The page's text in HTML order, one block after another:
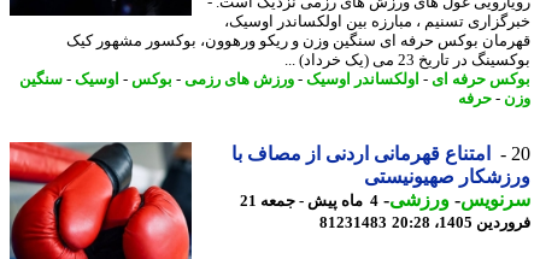
تسنیم ، مبارزه بین اولکساندر اوسیک،
بوکس حرفه ای سنگین وزن و ریکو ورهوون، بوکسور مشهور کیک
در تاریخ 23 می (یک خرداد) ...
حرفه ای- اولکساندر اوسیک-ورزش های رزمی -بوکس-اوسیک-سنگین
- حرفه
امتناع قهرمانی اردنی از مصاف با
صهیونیستی
-ورزشی-
4 ماه پیش - جمعه 21
1405، 20:28
81231483